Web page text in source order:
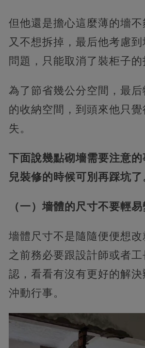
但他還是擔心這麼薄的墻不
又不想拆掉，最后他考慮
問題，只能取消了裝柜子的
為了節省幾公分空間，最后
的收納空間，到頭來他只
失。
下面說幾點砌墻需要注意
兒裝修的時候可別再踩坑了
（一）墻體的尺寸不要輕
墻體尺寸不是隨隨便便想改
之前務必要跟設計師或者
認，看看有沒有更好的解
沖動行事。